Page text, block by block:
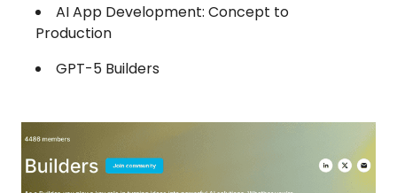
AI App Development: Concept to
Production
GPT-5 Builders